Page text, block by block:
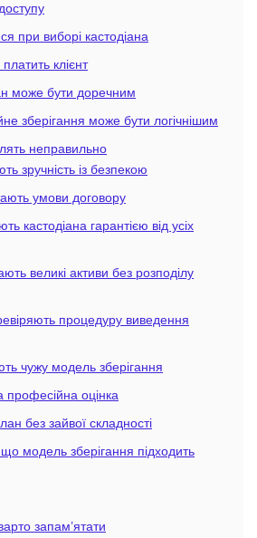
при виборі кастодіана
клієнт
може бути доречним
зберігання може бути логічнішим
неправильно
зручність із безпекою
умови договору
кастодіана гарантією від усіх
великі активи без розподілу
процедуру виведення
чужу модель зберігання
професійна оцінка
без зайвої складності
що модель зберігання підходить
запам’ятати